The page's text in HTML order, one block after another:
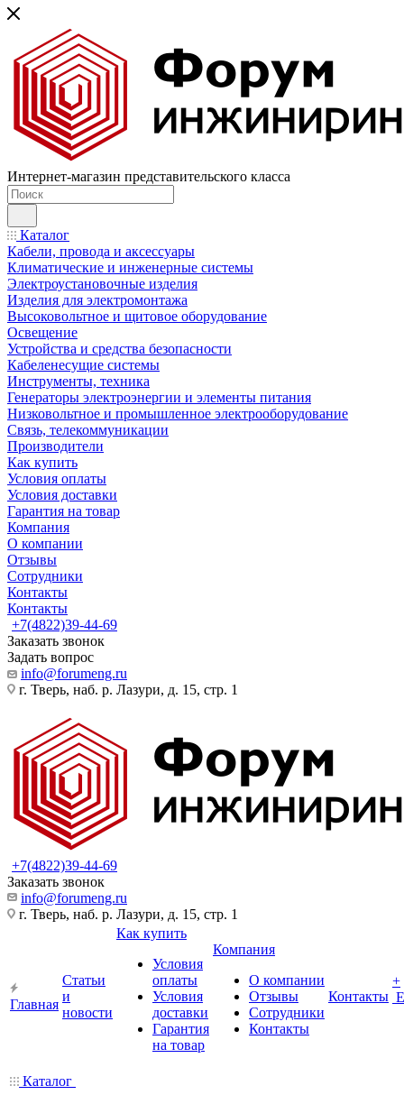
Интернет-магазин представительского класса
Каталог
Кабели, провода и аксессуары
Климатические и инженерные системы
Электроустановочные изделия
Изделия для электромонтажа
Высоковольтное и щитовое оборудование
Освещение
Устройства и средства безопасности
Кабеленесущие системы
Инструменты, техника
Генераторы электроэнергии и элементы питания
Низковольтное и промышленное электрооборудование
Связь, телекоммуникации
Производители
Как купить
Условия оплаты
Условия доставки
Гарантия на товар
Компания
О компании
Отзывы
Сотрудники
Контакты
Контакты
+7(4822)39-44-69
Заказать звонок
Задать вопрос
info@forumeng.ru
г. Тверь, наб. р. Лазури, д. 15, стр. 1
+7(4822)39-44-69
Заказать звонок
info@forumeng.ru
г. Тверь, наб. р. Лазури, д. 15, стр. 1
Главная
Статьи
и
новости
Как купить
Условия
оплаты
Условия
доставки
Гарантия
на товар
Компания
О компании
Отзывы
Сотрудники
Контакты
Контакты
+
Каталог